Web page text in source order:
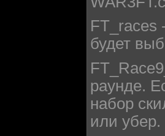
FT_races
будет
раунде.
набор
или убер.